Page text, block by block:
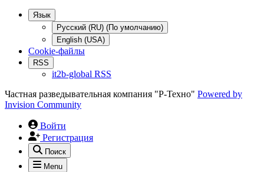
Язык
Русский (RU) (По умолчанию)
English (USA)
Cookie-файлы
RSS
it2b-global RSS
Частная разведывательная компания "Р-Техно" Powered by
Invision Community
Войти
Регистрация
Поиск
Menu